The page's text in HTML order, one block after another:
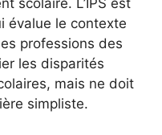
scolaire. L’IPS est
évalue le contexte
professions des
les disparités
mais ne doit
simpliste.